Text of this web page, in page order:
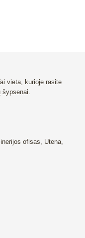
vieta, kurioje rasite
ofisas, Utena,